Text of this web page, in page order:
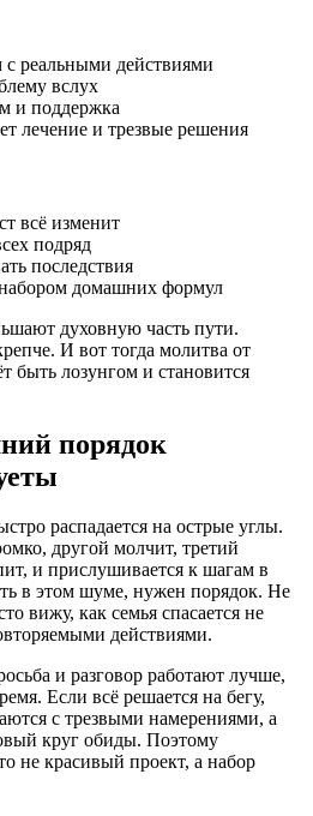
реальными действиями
вслух
и поддержка
лечение и трезвые решения
всё изменит
подряд
последствия
домашних формул
духовную часть пути.
И вот тогда молитва от
быть лозунгом и становится
порядок
распадается на острые углы.
другой молчит, третий
и прислушивается к шагам в
в этом шуме, нужен порядок. Не
вижу, как семья спасается не
действиями.
и разговор работают лучше,
Если всё решается на бегу,
с трезвыми намерениями, а
круг обиды. Поэтому
не красивый проект, а набор